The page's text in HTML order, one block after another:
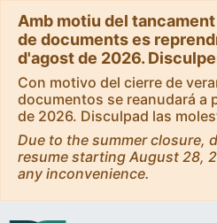
Amb motiu del
de documents es
d'agost de 2026.
Con motivo del cierre de
documentos se reanudará a
de 2026. Disculpad las
Due to the summer closure,
resume starting August 28,
any inconvenience.